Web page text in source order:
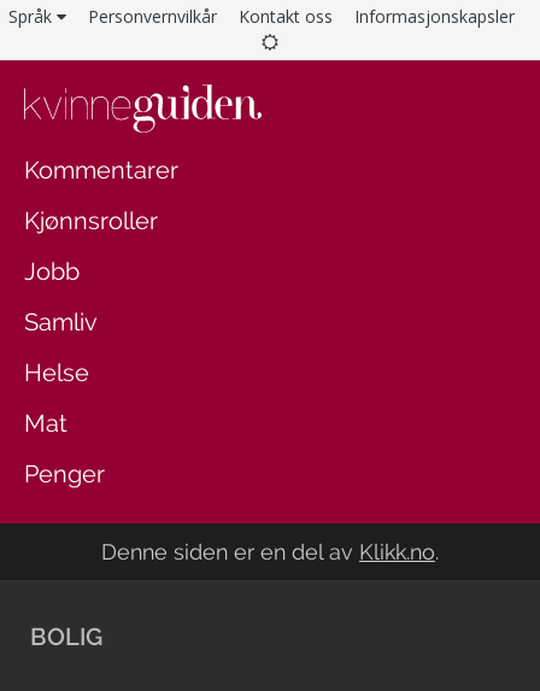
Språk Personvernvilkår Kontakt oss Informasjonskapsler
Kommentarer
Kjønnsroller
Jobb
Samliv
Helse
Mat
Penger
Denne siden er en del av Klikk.no.
BOLIG